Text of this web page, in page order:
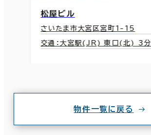
松屋ビル
さいたま市大宮区宮町1-15
交通：大宮駅(JR) 東口(北) 3分
物件一覧に戻る